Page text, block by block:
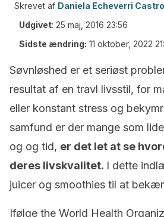
Skrevet af Daniela Echeverri Castro
Udgivet: 25 maj, 2016 23:56
Sidste ændring: 11 oktober, 2022
Søvnløshed er et seriøst
resultat af en travl livsstil, for
eller konstant stress og
samfund er der mange som
og og tid, er det let at se
deres livskvalitet. I dette
juicer og smoothies til at
Ifølge the World Health